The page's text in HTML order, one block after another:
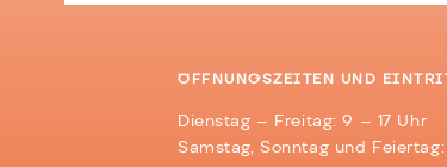
ÖFFNUNGSZEITEN UND
Dienstag – Freitag: 9 – 17 Uhr
Samstag, Sonntag und Feiertag: